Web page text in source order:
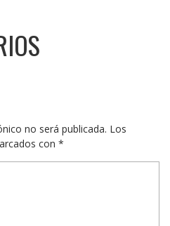
no será publicada. Los
con *